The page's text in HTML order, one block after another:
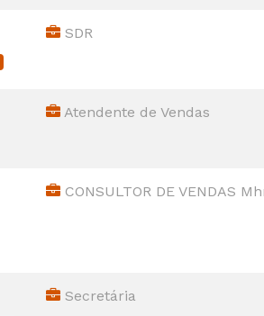
SDR
Atendente de Vendas
CONSULTOR DE VENDAS
Secretária